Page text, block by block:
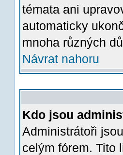
témata ani
automaticky
mnoha různých
Návrat nahoru
Kdo jsou
Administrátoři
celým fórem. Tito